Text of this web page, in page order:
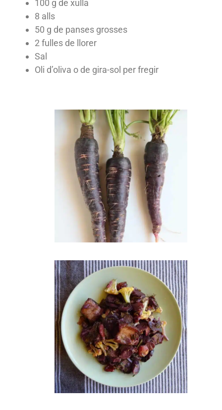
100 g de xulla
8 alls
50 g de panses grosses
2 fulles de llorer
Sal
Oli d’oliva o de gira-sol per fregir